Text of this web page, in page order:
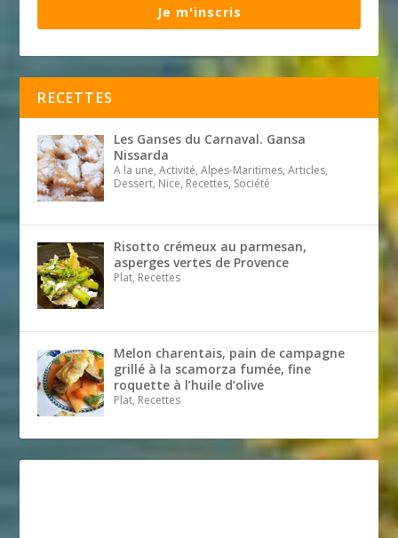
Je m'inscris
RECETTES
Les Ganses du Carnaval. Gansa
Nissarda
A la une, Activité, Alpes-Maritimes, Articles,
Dessert, Nice, Recettes, Société
Risotto crémeux au parmesan,
asperges vertes de Provence
Plat, Recettes
Melon charentais, pain de campagne
grillé à la scamorza fumée, fine
roquette à l’huile d’olive
Plat, Recettes